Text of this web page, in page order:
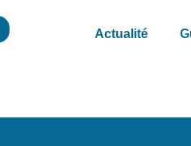
Actualité